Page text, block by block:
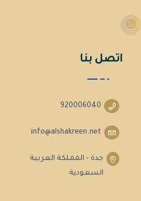
اتصل بنا
920006040
info@alshakreen.net
جدة - المملكة العربية
السعودية